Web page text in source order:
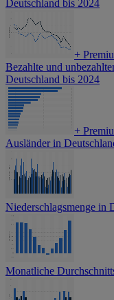
Deutschland bis 2024
+
Bezahlte und
Deutschland bis 2024
+
Ausländer in
Niederschlagsmenge in
Monatliche